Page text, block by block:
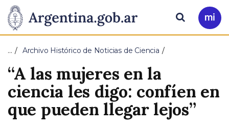
Presidencia
de
la
Nación
Pasar al contenido principal
Ir
a
Buscar
… Archivo Histórico de Noticias de Ciencia
“A las mujeres en la
ciencia les digo: confíen en
que pueden llegar lejos”